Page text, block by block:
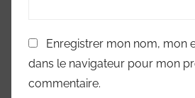
Enregistrer mon nom, mon
dans le navigateur pour mon
commentaire.